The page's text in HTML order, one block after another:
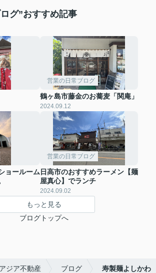
グ”おすすめ記事
営業の日常ブログ
鶴ヶ島市藤金のお蕎麦「関庵」
2024.09.12
ョールーム
営業の日常ブログ
日高市のおすすめラーメン【麺
屋真心】でランチ
2024.09.02
もっと見る
ブログトップへ
ジア不動産 ブログ 寿製麺よしかわ